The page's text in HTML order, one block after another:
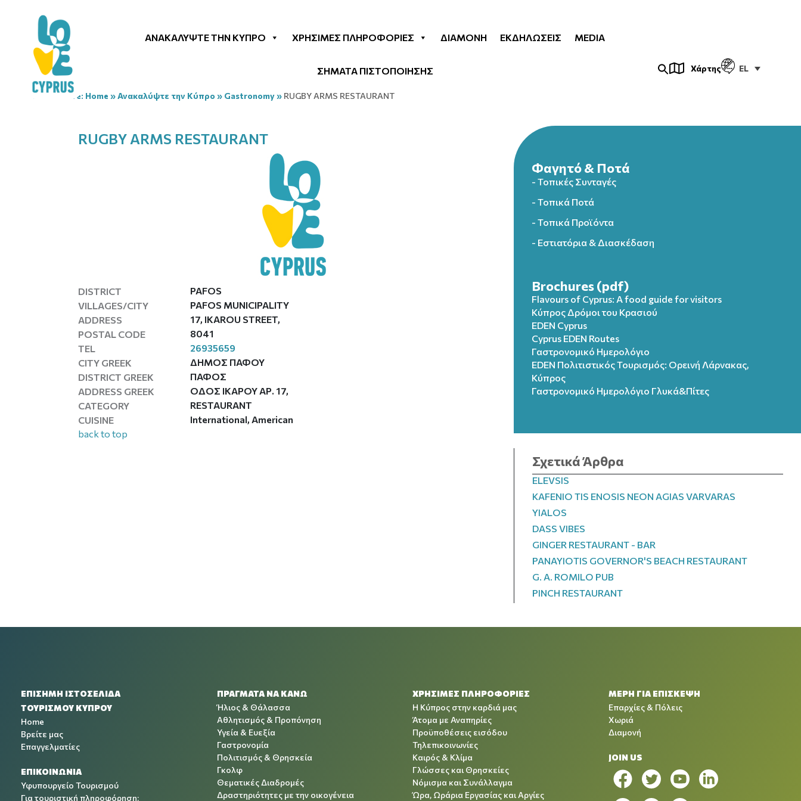
ΑΝΑΚΑΛΎΨΤΕ ΤΗΝ ΚΎΠΡΟ ΧΡΉΣΙΜΕΣ ΠΛΗΡΟΦΟΡΊΕΣ ΔΙΑΜΟΝΉ ΕΚΔΗΛΏΣΕΙΣ MEDIA
ΣΗΜΑΤΑ ΠΙΣΤΟΠΟΙΗΣΗΣ Χάρτης EL
You are here: Home »Ανακαλύψτε την Κύπρο » Gastronomy» RUGBY ARMS RESTAURANT
RUGBY ARMS RESTAURANT
DISTRICT
PAFOS
VILLAGES/CITY
PAFOS MUNICIPALITY
ADDRESS
17, IKAROU STREET,
POSTAL CODE
8041
TEL
26935659
CITY GREEK
ΔΗΜΟΣ ΠΑΦΟΥ
DISTRICT GREEK
ΠΑΦΟΣ
ADDRESS GREEK
ΟΔΟΣ ΙΚΑΡΟΥ ΑΡ. 17,
CATEGORY
RESTAURANT
CUISINE
International, American
back to top
Φαγητό & Ποτά
- Τοπικές Συνταγές
- Τοπικά Ποτά
- Τοπικά Προϊόντα
- Εστιατόρια & Διασκέδαση
Brochures (pdf)
Flavours of Cyprus: A food guide for visitors
Κύπρος Δρόμοι του Κρασιού
EDEN Cyprus
Cyprus EDEN Routes
Γαστρονομικό Ημερολόγιο
EDEN Πολιτιστικός Τουρισμός: Ορεινή Λάρνακας,
Κύπρος
Γαστρονομικό Ημερολόγιo Γλυκά&Πίτες
Σχετικά Άρθρα
ELEVSIS
KAFENIO TIS ENOSIS NEON AGIAS VARVARAS
YIALOS
DASS VIBES
GINGER RESTAURANT - BAR
PANAYIOTIS GOVERNOR'S BEACH RESTAURANT
G. A. ROMILO PUB
PINCH RESTAURANT
ΕΠΙΣΗΜΗ ΙΣΤΟΣΕΛΙΔΑ
ΤΟΥΡΙΣΜΟΥ ΚΥΠΡΟΥ
Home
Βρείτε μας
Επαγγελματίες
ΕΠΙΚΟΙΝΩΝΙΑ
Υφυπουργείο Τουρισμού
Για τουριστική πληροφόρηση:
ΠΡΑΓΜΑΤΑ ΝΑ ΚΑΝΩ
Ήλιος & Θάλασσα
Αθλητισμός & Προπόνηση
Υγεία & Ευεξία
Γαστρονομία
Πολιτισμός & Θρησκεία
Γκολφ
Θεματικές Διαδρομές
Δραστηριότητες με την οικογένεια
ΧΡΉΣΙΜΕΣ ΠΛΗΡΟΦΟΡΊΕΣ
Η Κύπρος στην καρδιά μας
Άτομα με Αναπηρίες
Προϋποθέσεις εισόδου
Τηλεπικοινωνίες
Καιρός & Κλίμα
Γλώσσες και Θρησκείες
Νόμισμα και Συνάλλαγμα
Ώρα, Ωράρια Εργασίας και Αργίες
ΜΕΡΗ ΓΙΑ ΕΠΙΣΚΕΨΗ
Επαρχίες & Πόλεις
Χωριά
Διαμονή
JOIN US